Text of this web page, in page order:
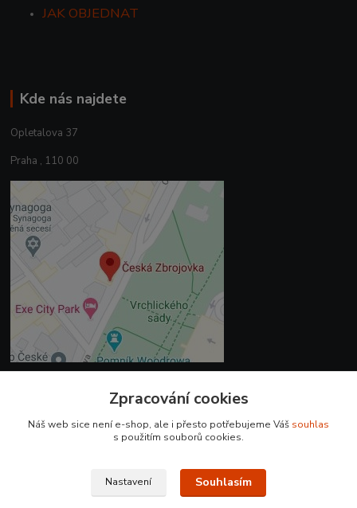
JAK OBJEDNAT
Kde nás najdete
Opletalova 37
Praha , 110 00
+420 225 375 800
Zpracování cookies
Náš web sice není e-shop, ale i přesto potřebujeme Váš souhlas
s použitím souborů cookies.
Nastavení Souhlasím